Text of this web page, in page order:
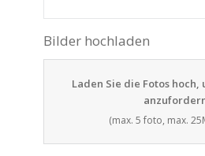
Laden Sie die Fotos
(max. 5 foto, max.